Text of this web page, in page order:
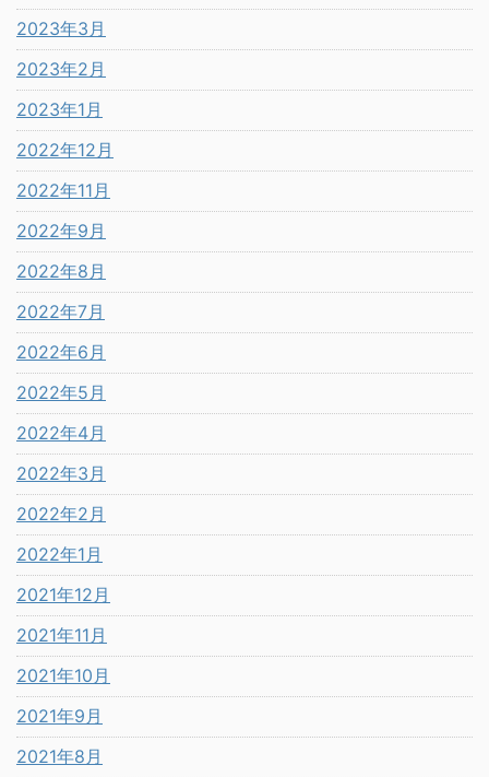
2023年3月
2023年2月
2023年1月
2022年12月
2022年11月
2022年9月
2022年8月
2022年7月
2022年6月
2022年5月
2022年4月
2022年3月
2022年2月
2022年1月
2021年12月
2021年11月
2021年10月
2021年9月
2021年8月